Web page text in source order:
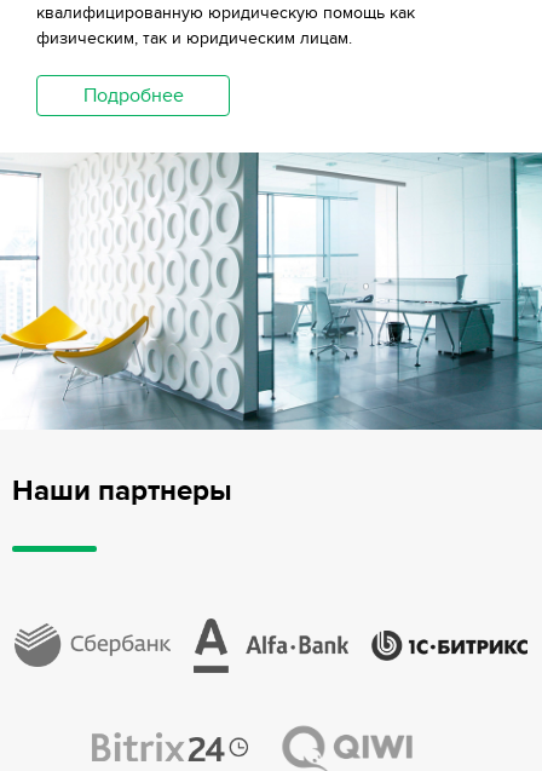
квалифицированную юридическую помощь как
физическим, так и юридическим лицам.
Подробнее
Наши партнеры